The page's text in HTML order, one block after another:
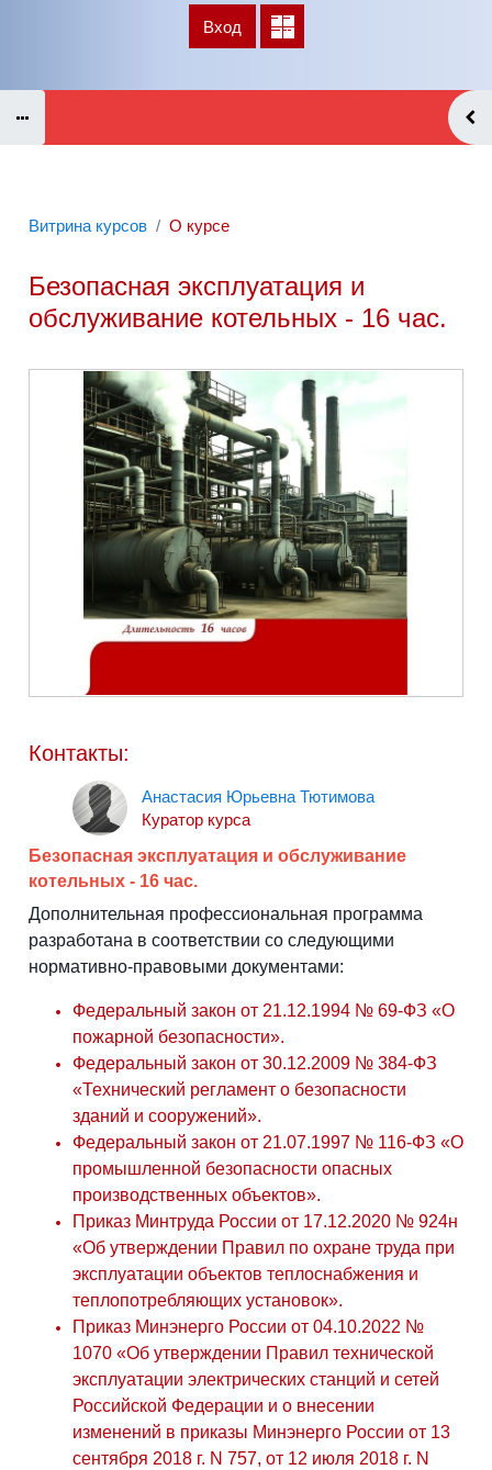
Перейти к основному содержанию
Вход
Витрина курсов О курсе
Безопасная эксплуатация и
обслуживание котельных - 16 час.
Контакты:
Анастасия Юрьевна Тютимова
Куратор курса
Безопасная эксплуатация и обслуживание
котельных - 16 час.
Дополнительная профессиональная программа
разработана в соответствии со следующими
нормативно-правовыми документами:
Федеральный закон от 21.12.1994 № 69-ФЗ «О
пожарной безопасности».
Федеральный закон от 30.12.2009 № 384-ФЗ
«Технический регламент о безопасности
зданий и сооружений».
Федеральный закон от 21.07.1997 № 116-ФЗ «О
промышленной безопасности опасных
производственных объектов».
Приказ Минтруда России от 17.12.2020 № 924н
«Об утверждении Правил по охране труда при
эксплуатации объектов теплоснабжения и
теплопотребляющих установок».
Приказ Минэнерго России от 04.10.2022 №
1070 «Об утверждении Правил технической
эксплуатации электрических станций и сетей
Российской Федерации и о внесении
изменений в приказы Минэнерго России от 13
сентября 2018 г. N 757, от 12 июля 2018 г. N